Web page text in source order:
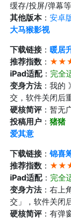
缓存/投屏/弹幕
其他版本： 安卓
大马猴影视
下载链接： 暖居
推荐指数 ：
iPad适配： 完全
变身方法：我的
交，软件关闭后
硬核简评：暂无
投稿用户 ： 猪猪
爱其意
下载链接： 锦喜
推荐指数 ：
iPad适配： 完全
变身方法：右上
交」，软件关闭
硬核简评：有弹